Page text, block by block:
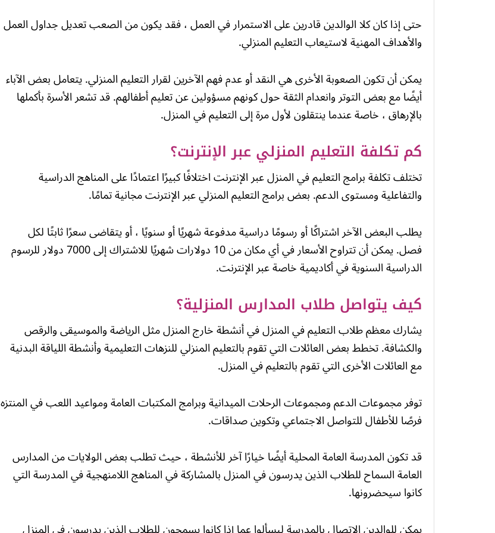
حتى إذا كان كلا الوالدين قادرين على الاستمرار في العمل ، فقد يكون من الصعب تعديل جداول العمل
والأهداف المهنية لاستيعاب التعليم المنزلي.
يمكن أن تكون الصعوبة الأخرى هي النقد أو عدم فهم الآخرين لقرار التعليم المنزلي. يتعامل بعض الآباء
أيضًا مع بعض التوتر وانعدام الثقة حول كونهم مسؤولين عن تعليم أطفالهم. قد تشعر الأسرة بأكملها
بالإرهاق ، خاصة عندما ينتقلون لأول مرة إلى التعليم في المنزل.
كم تكلفة التعليم المنزلي عبر الإنترنت؟
تختلف تكلفة برامج التعليم في المنزل عبر الإنترنت اختلافًا كبيرًا اعتمادًا على المناهج الدراسية
والتفاعلية ومستوى الدعم. بعض برامج التعليم المنزلي عبر الإنترنت مجانية تمامًا.
يطلب البعض الآخر اشتراكًا أو رسومًا دراسية مدفوعة شهريًا أو سنويًا ، أو يتقاضى سعرًا ثابتًا لكل
فصل. يمكن أن تتراوح الأسعار في أي مكان من 10 دولارات شهريًا للاشتراك إلى 7000 دولار للرسوم
الدراسية السنوية في أكاديمية خاصة عبر الإنترنت.
كيف يتواصل طلاب المدارس المنزلية؟
يشارك معظم طلاب التعليم في المنزل في أنشطة خارج المنزل مثل الرياضة والموسيقى والرقص
والكشافة. تخطط بعض العائلات التي تقوم بالتعليم المنزلي للنزهات التعليمية وأنشطة اللياقة البدنية
مع العائلات الأخرى التي تقوم بالتعليم في المنزل.
توفر مجموعات الدعم ومجموعات الرحلات الميدانية وبرامج المكتبات العامة ومواعيد اللعب في المنتزه
فرصًا للأطفال للتواصل الاجتماعي وتكوين صداقات.
قد تكون المدرسة العامة المحلية أيضًا خيارًا آخر للأنشطة ، حيث تطلب بعض الولايات من المدارس
العامة السماح للطلاب الذين يدرسون في المنزل بالمشاركة في المناهج اللامنهجية في المدرسة التي
كانوا سيحضرونها.